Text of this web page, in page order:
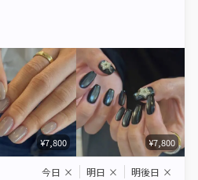
¥7,800 ¥7,800
今日 × 明日 × 明後日 ×